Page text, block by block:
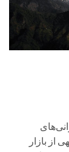
بازار